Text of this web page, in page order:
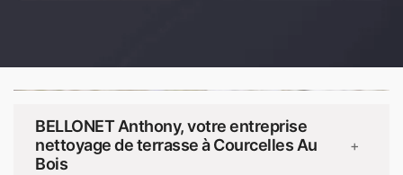
BELLONET Anthony, votre entreprise
nettoyage de terrasse à Courcelles Au
Bois
+